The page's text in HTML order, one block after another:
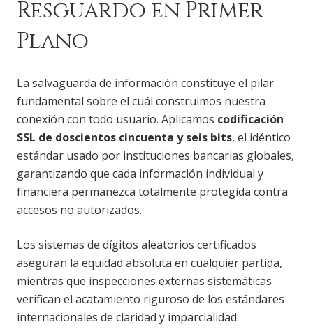
Resguardo en Primer
Plano
La salvaguarda de información constituye el pilar
fundamental sobre el cuál construimos nuestra
conexión con todo usuario. Aplicamos codificación
SSL de doscientos cincuenta y seis bits, el idéntico
estándar usado por instituciones bancarias globales,
garantizando que cada información individual y
financiera permanezca totalmente protegida contra
accesos no autorizados.
Los sistemas de dígitos aleatorios certificados
aseguran la equidad absoluta en cualquier partida,
mientras que inspecciones externas sistemáticas
verifican el acatamiento riguroso de los estándares
internacionales de claridad y imparcialidad.